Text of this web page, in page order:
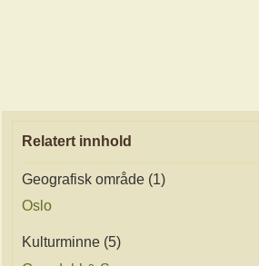
Relatert innhold
Geografisk område (1)
Oslo
Kulturminne (5)